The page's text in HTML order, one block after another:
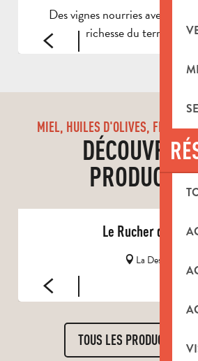
Des vignes nourries avec le
richesse du terroir
MIEL, HUILES D'OLIVES,
DÉCOUVREZ
Le Rucher des
La Destrousse
TOUS LES PRODUCTEURS